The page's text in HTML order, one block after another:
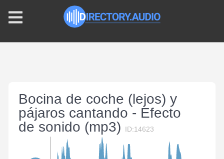
Bocina de coche (lejos) y
pájaros cantando - Efecto
de sonido (mp3)
ID:14623